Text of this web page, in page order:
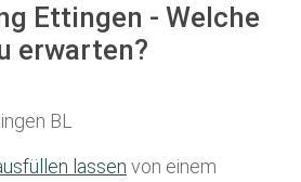
Ettingen - Welche
erwarten?
lassen von einem